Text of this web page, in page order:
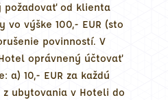
požadovať od klienta
výške 100,- EUR (sto
povinností. V
oprávnený účtovať
a) 10,- EUR za každú
ubytovania v Hoteli do